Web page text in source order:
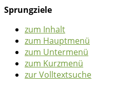
Sprungziele
zum Inhalt
zum Hauptmenü
zum Untermenü
zum Kurzmenü
zur Volltextsuche